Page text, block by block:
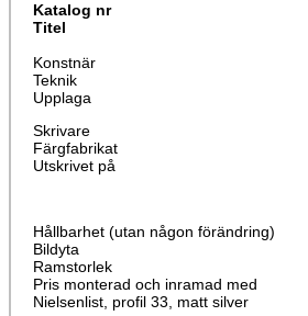
Katalog nr
Titel
Konstnär
Teknik
Upplaga
Skrivare
Färgfabrikat
Utskrivet på
Hållbarhet (utan någon förändring)
Bildyta
Ramstorlek
Pris monterad och inramad med
Nielsenlist, profil 33, matt silver